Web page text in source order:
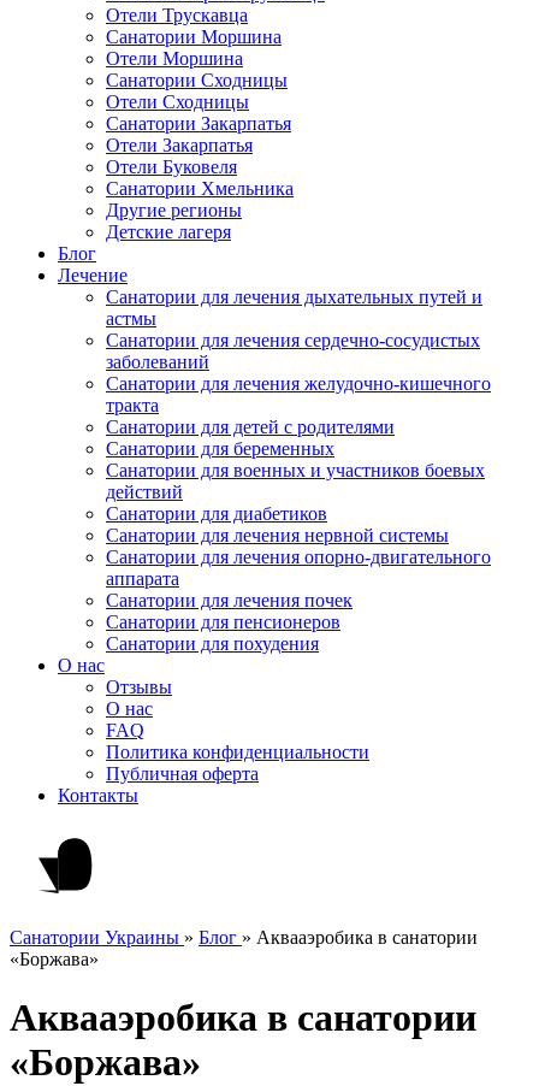
Отели Трускавца
Санатории Моршина
Отели Моршина
Санатории Сходницы
Отели Сходницы
Санатории Закарпатья
Отели Закарпатья
Отели Буковеля
Санатории Хмельника
Другие регионы
Детские лагеря
Блог
Лечение
Санатории для лечения дыхательных путей и
астмы
Санатории для лечения сердечно-сосудистых
заболеваний
Санатории для лечения желудочно-кишечного
тракта
Санатории для детей с родителями
Санатории для беременных
Санатории для военных и участников боевых
действий
Санатории для диабетиков
Санатории для лечения нервной системы
Санатории для лечения опорно-двигательного
аппарата
Санатории для лечения почек
Санатории для пенсионеров
Санатории для похудения
О нас
Отзывы
О нас
FAQ
Политика конфиденциальности
Публичная оферта
Контакты
Санатории Украины » Блог » Аквааэробика в санатории
«Боржава»
Аквааэробика в санатории
«Боржава»